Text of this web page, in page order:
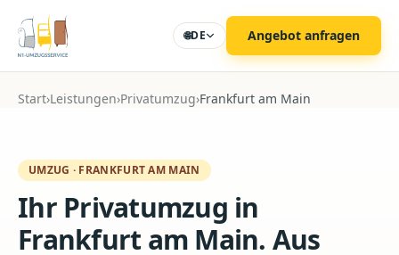
Zum Hauptinhalt
🌐DE Angebot anfragen
Start›Leistungen›Privatumzug›Frankfurt am Main
UMZUG · FRANKFURT AM MAIN
Ihr Privatumzug in
Frankfurt am Main. Aus